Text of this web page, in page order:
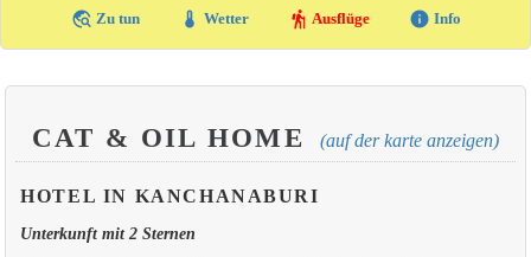
travel_explore Zu tun thermostat Wetter hiking Ausflüge info Info
CAT & OIL HOME (auf der karte anzeigen)
HOTEL IN KANCHANABURI
Unterkunft mit 2 Sternen